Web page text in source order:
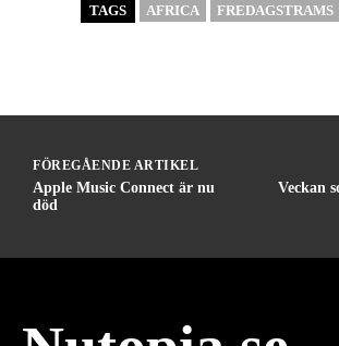
TAGS AFRICA FREDAGSTRAMS
FÖREGÅENDE ARTIKEL
Apple Music Connect är nu
död
Veckan